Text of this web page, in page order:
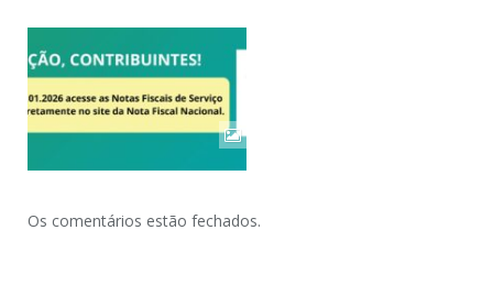
Os comentários estão fechados.